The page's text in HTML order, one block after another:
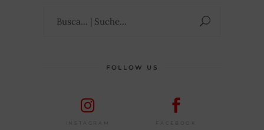
FOLLOW US
INSTAGRAM FACEBOOK